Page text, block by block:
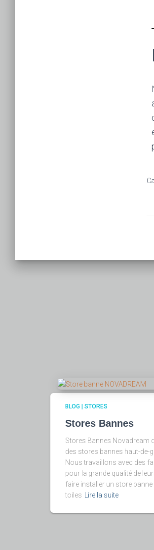
BLOG | STORES
Stores Bannes
Stores Bannes Novadream
des stores bannes haut-de-
Nous travaillons avec des
pour la grande qualité de
faire installer un store
toiles
Lire la suite